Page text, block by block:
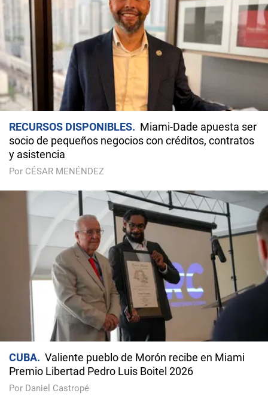
RECURSOS DISPONIBLES
Miami-Dade apuesta ser
socio de pequeños negocios con créditos, contratos
y asistencia
Por CÉSAR MENÉNDEZ
CUBA
Valiente pueblo de Morón recibe en Miami
Premio Libertad Pedro Luis Boitel 2026
Por Daniel Castropé